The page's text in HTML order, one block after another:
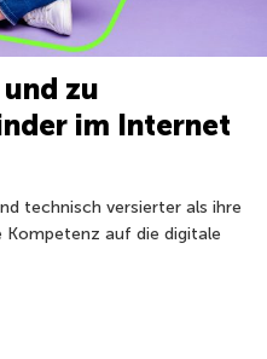
zu
im Internet
technisch versierter als ihre
Kompetenz auf die digitale